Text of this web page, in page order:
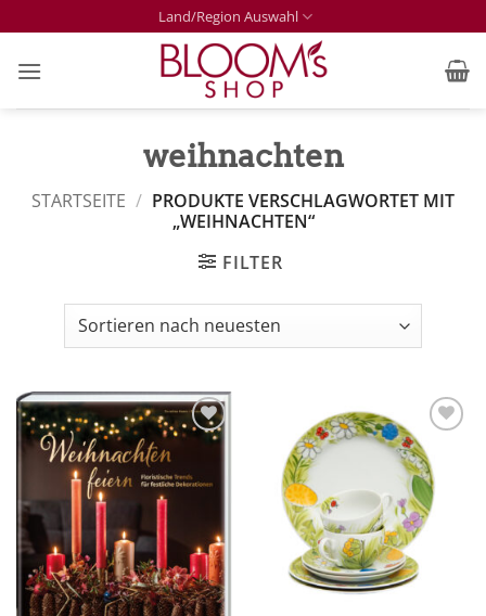
Inhalt
springen
Land/Region Auswahl
weihnachten
STARTSEITE / PRODUKTE VERSCHLAGWORTET MIT
„WEIHNACHTEN“
FILTER
Merkliste
hinzufügen
Zur
Merkliste
hinzufügen